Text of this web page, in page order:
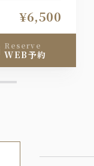
¥6,500
reserve
WEB予約